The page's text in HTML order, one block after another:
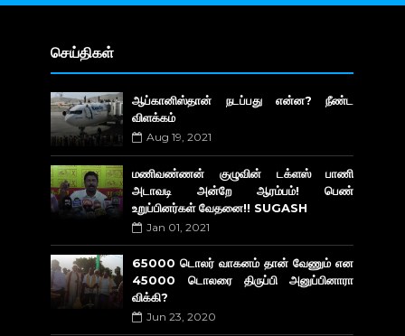
செய்திகள்
ஆப்கானிஸ்தான் நடப்பது என்ன? நீண்ட
விளக்கம்
Aug 19, 2021
மணிவண்ணன் குழுவின் டக்ளஸ் பாணி
அடாவடி அன்றே ஆரம்பம்! பெண்
உறுப்பினர்கள் வேதனை!! SUGASH
Jan 01, 2021
65000 டொலர் வாகனம் தான் வேணும் என
45000 டொலரை திருப்பி அனுப்பினாரா
விக்கி?
Jun 23, 2020